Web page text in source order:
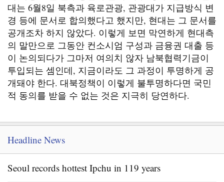
대는 6월8일 북측과 육로관광, 관광대가 지급방식 변
경 등에 문서로 합의했다고 했지만, 현대는 그 문서를
공개조차 하지 않았다. 이렇게 보면 막연하게 현대측
의 말만으로 그동안 컨소시엄 구성과 금융권 대출 등
이 논의되다가 그마저 여의치 않자 남북협력기금이
투입되는 셈인데, 지금이라도 그 과정이 투명하게 공
개돼야 한다. 대북정책이 이렇게 불투명하다면 국민
적 동의를 받을 수 없는 것은 지극히 당연하다.
Headline News
Seoul records hottest Ipchu in 119 years